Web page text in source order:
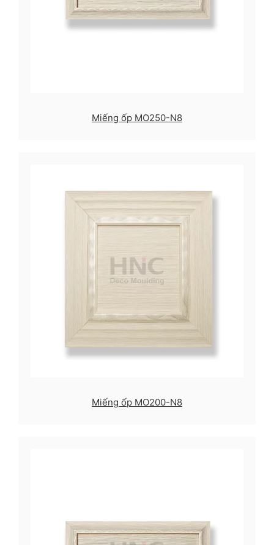
Miếng ốp MO250-N8
Miếng ốp MO200-N8